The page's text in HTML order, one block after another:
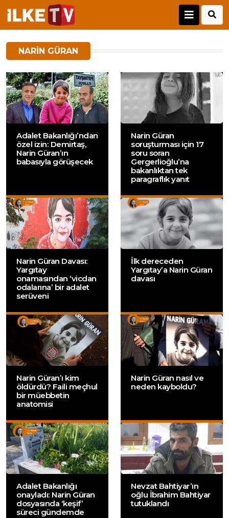
NARIN GÜRAN
Adalet Bakanlığı’ndan
özel izin: Demirtaş,
Narin Güran’ın
babasıyla görüşecek
Narin Güran
soruşturması için 17
soru soran
Gergerlioğlu’na
bakanlıktan tek
paragraflık yanıt
Narin Güran Davası:
Yargıtay
onamasından ‘vicdan
odalarına’ bir adalet
serüveni
İlk dereceden
Yargıtay’a Narin Güran
davası
Narin Güran’ı kim
öldürdü? Faili meçhul
bir müebbetin
anatomisi
Narin Güran nasıl ve
neden kayboldu?
Adalet Bakanlığı
onayladı: Narin Güran
dosyasında ‘keşif’
süreci gündemde
Nevzat Bahtiyar’ın
oğlu İbrahim Bahtiyar
tutuklandı